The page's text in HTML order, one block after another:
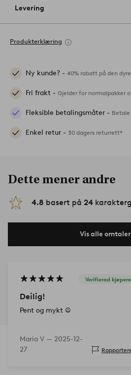
Levering
Produkterklæring
Ny kunde? - 40% rabatt på den
Fri frakt - Gjelder for normalpakker
Fleksible betalingsmåter -
Enkel retur - 30 dagers returrett*
Dette mener andre
4.8 basert på 24
Vis alle omtaler
Verifierad kjøpere
Deilig!
Pent og mykt ☺️
Maria V — 2025-12-
27